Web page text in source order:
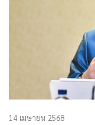
14 เมษายน 2568